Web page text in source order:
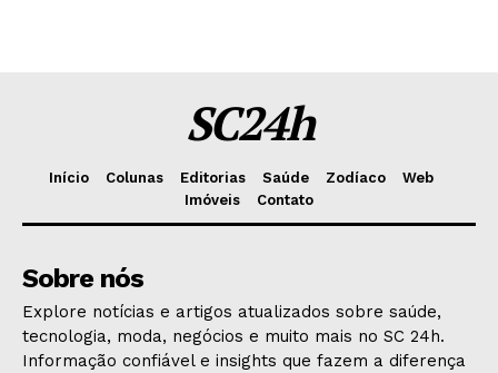
SC24h
Início Colunas Editorias Saúde Zodíaco
Web
Imóveis
Contato
Sobre nós
Explore notícias e artigos atualizados sobre saúde,
tecnologia, moda, negócios e muito mais no SC 24h.
Informação confiável e insights que fazem a diferença